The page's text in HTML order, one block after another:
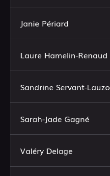
Janie Périard
Laure Hamelin-Renaud
Sandrine Servant-
Sarah-Jade Gagné
Valéry Delage